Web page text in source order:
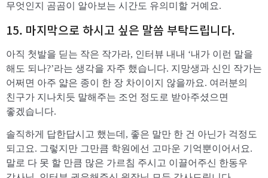
무엇인지 곰곰이 알아보는 시간도 유의미할 거예요.
​15. 마지막으로 하시고 싶은 말씀 부탁드립니다.
아직 첫발을 딛는 작은 작가라, 인터뷰 내내 ‘내가 이런 말을
해도 되나?’라는 생각을 자주 했습니다. 지망생과 신인 작가는
어쩌면 아주 얇은 종이 한 장 차이이지 않을까요. 여러분의
친구가 지나치듯 말해주는 조언 정도로 받아주셨으면
좋겠습니다.
​솔직하게 답한답시고 했는데, 좋은 말만 한 건 아닌가 걱정도
되고요. 그렇지만 그만큼 학원에선 고마운 기억뿐이어서요.
말로 다 못 할 만큼 많은 가르침 주시고 이끌어주신 한동우